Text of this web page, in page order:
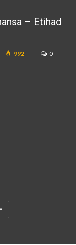
– Etihad
992 0